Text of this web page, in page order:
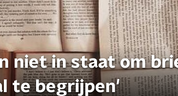
niet in staat om
te begrijpen'